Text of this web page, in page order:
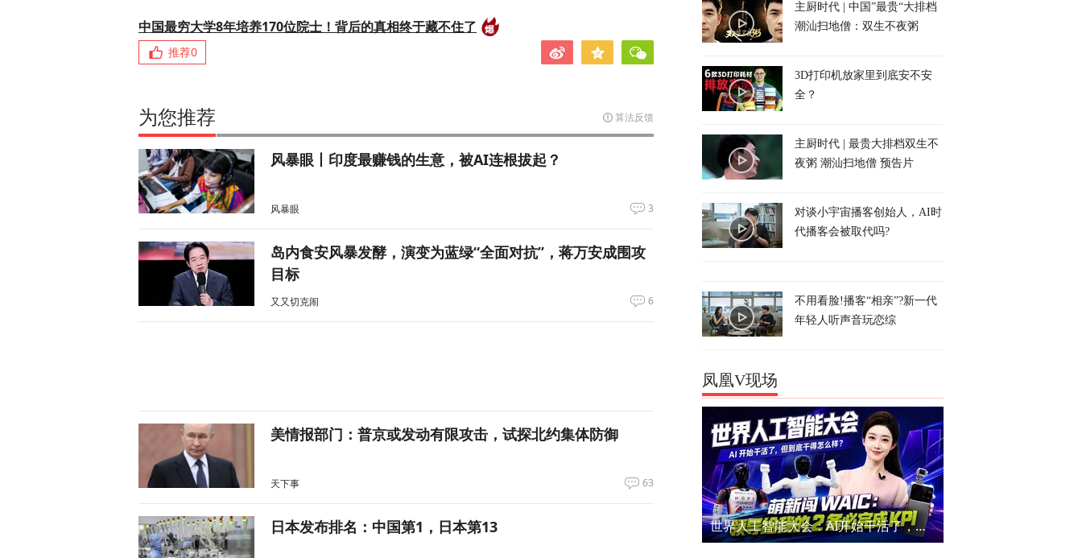
中国最穷大学8年培养170位院士！背后的真相终于藏不住了
推荐0
为您推荐 算法反馈
风暴眼丨印度最赚钱的生意，被AI连根拔起？
风暴眼 3
岛内食安风暴发酵，演变为蓝绿“全面对抗”，蒋万安成围攻
目标
又又切克闹 6
美情报部门：普京或发动有限攻击，试探北约集体防御
天下事 63
日本发布排名：中国第1，日本第13
主厨时代 | 中国”最贵“大排档
潮汕扫地僧：双生不夜粥
3D打印机放家里到底安不安
全？
主厨时代 | 最贵大排档双生不
夜粥 潮汕扫地僧 预告片
对谈小宇宙播客创始人，AI时
代播客会被取代吗?
不用看脸!播客“相亲”?新一代
年轻人听声音玩恋综
凤凰V现场
世界人工智能大会：AI开始干活了，但到底干的怎么样？萌新闯WAIC